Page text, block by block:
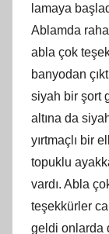
lamaya
Ablamda
abla çok
banyodan
siyah bir şort
altına da
yırtmaçlı bir
topuklu
vardı. Abla
teşekkürler
geldi onlarda